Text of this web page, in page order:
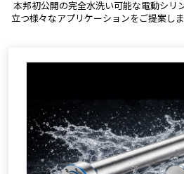
立つ様々なアプリケーションをご提案しま